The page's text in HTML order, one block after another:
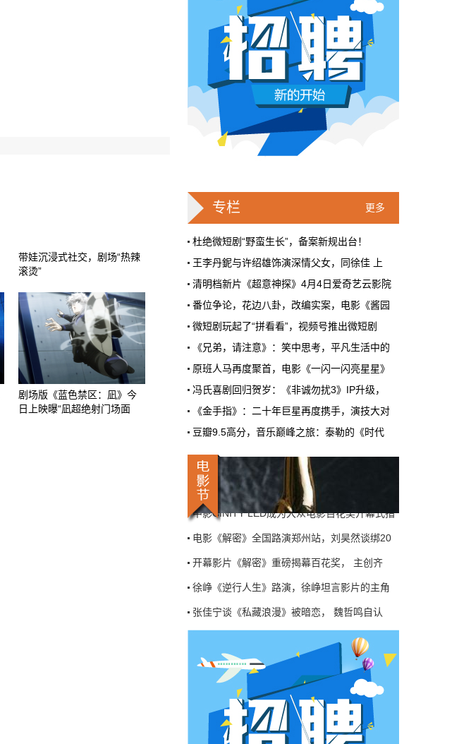
带娃沉浸式社交，剧场“热辣
滚烫”
剧场版《蓝色禁区：凪》今
日上映曝“凪超绝射门场面
AI短剧赢了数量，真人短剧赢了命
2026年一季度，全行业上线微短剧12.8万部，
其中AI短剧12.2万部，占比超过95%。真人短
剧？只剩几千部。你猜这95%的AI短剧，拿走
了多少流量？
6月28日 13:03:00
戛纳一句"Fuck AI"，喊出了多少电影人
高定，而是一句话。
本网原创
6月28日 9:25:00
周星驰跑去拍AI短剧了，电影院还剩什
么？
5月31号，横店。63岁的周星驰穿着黑色夹克
出现在《食神2026》的开机现场。这部短剧改
编自他30年前的经典电影，竖屏拍摄，AI辅助
制作，成本400万。预计9月上线。
本网原创
6月28日 9:25:00
短剧从业者在评论区集体破防。有人说"今年开
机率比去年腰斩"，有人说"演员片酬从日薪800
三天的东西，AI一天出八集，还比你好看…
本网原创
6月27日 10:01:00
9万块银幕，全年只卖400亿：电影院的
钱去哪了？
画，类型挺全。刘烨的《四渡》、皮克斯的
《玩具总动员5》、谢苗的《火遮眼》，该有的
牌都亮出来了。
6月27日 10:01:00
7万部AI短剧一夜下架，广电总局这次是
动真格的
6月24日，广电总局官网挂出了一份文件。没
有发布会，没有吹风会。就这么安安静静地，
把《微短剧发展管理办法（征求意见稿）》摆
到了所有人面前。
本网原创
更多
专栏
杜绝微短剧“野蛮生长”，备案新规出台！
王李丹鈮与许绍雄饰演深情父女，同徐佳 上
清明档新片《超意神探》4月4日爱奇艺云影院
番位争论，花边八卦，改编实案，电影《酱园
微短剧玩起了“拼看看”，视频号推出微短剧
《兄弟，请注意》：笑中思考，平凡生活中的
原班人马再度聚首，电影《一闪一闪亮星星》
冯氏喜剧回归贺岁：《非诚勿扰3》IP升级，
《金手指》：二十年巨星再度携手，演技大对
豆瓣9.5高分，音乐巅峰之旅：泰勒的《时代
徐峥《逆行人生》路演，徐峥坦言影片的主角
张佳宁谈《私藏浪漫》被暗恋， 魏哲鸣自认
《异人之下》重庆路演收官，乌尔善导演渴望
徐峥现实主义新作《逆行人生》广州路演，邬
中影CINITY LED成为大众电影百花奖开幕式指
电影《解密》全国路演郑州站，刘昊然谈绑20
开幕影片《解密》重磅揭幕百花奖， 主创齐
徐峥《逆行人生》路演，徐峥坦言影片的主角
张佳宁谈《私藏浪漫》被暗恋， 魏哲鸣自认
《异人之下》重庆路演收官，乌尔善导演渴望
徐峥现实主义新作《逆行人生》广州路演，邬
中影CINITY LED成为大众电影百花奖开幕式指
电影《解密》全国路演郑州站，刘昊然谈绑20
开幕影片《解密》重磅揭幕百花奖， 主创齐